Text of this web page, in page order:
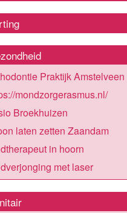
Praktijk Amstelveen
mondzorgerasmus.nl/
Broekhuizen
laten zetten Zaandam
in hoorn
met laser